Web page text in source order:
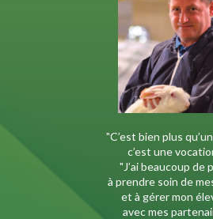
"C’est bien plus
c’est une
"J’ai beaucoup de
à prendre soin de
et à gérer mon
avec mes